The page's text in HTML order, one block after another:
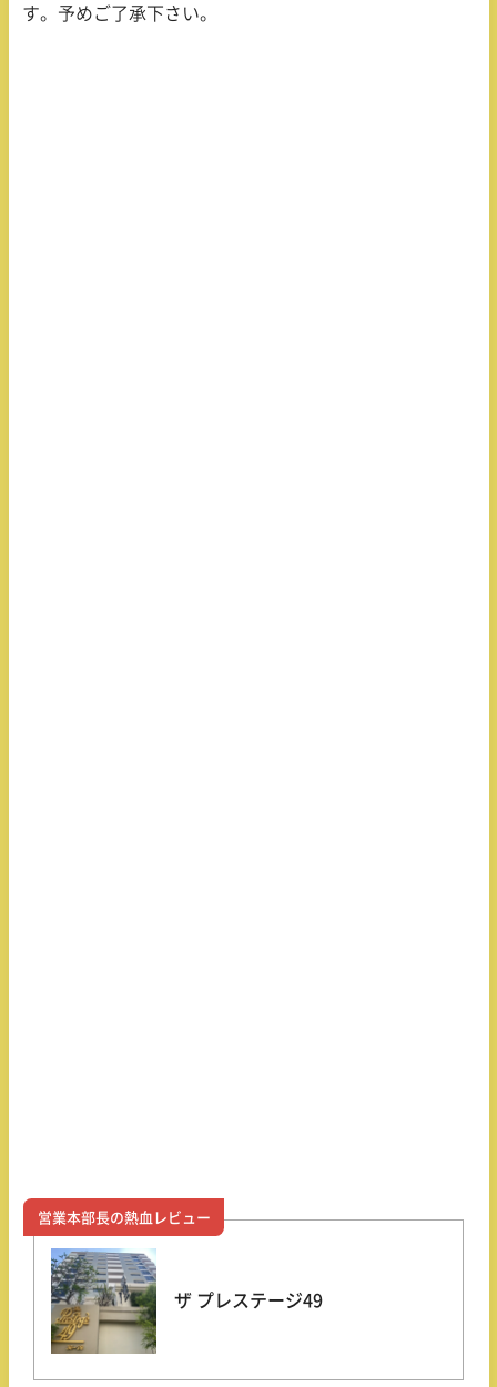
す。予めご了承下さい。
営業本部長の熱血レビュー
ザ プレステージ49